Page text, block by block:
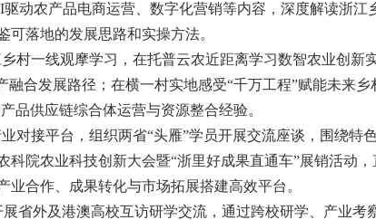
驱动农产品电商运营、数字化营销等内容，深度解读浙江
可落地的发展思路和实操方法。
村一线观摩学习，在托普云农近距离学习数智农业创新
融合发展路径；在横一村实地感受“千万工程”赋能未来
品供应链综合体运营与资源整合经验。
对接平台，组织两省“头雁”学员开展交流座谈，围绕特
科院农业科技创新大会暨“浙里好成果直通车”展销活动
合作、成果转化与市场拓展搭建高效平台。
省外及港澳高校互访研学交流，通过跨校研学、产业考